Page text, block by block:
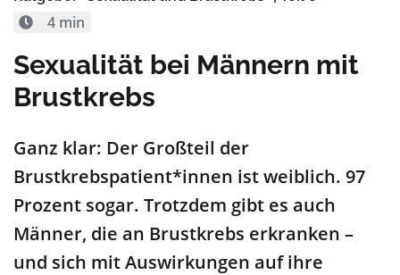
4 min
Sexualität bei Männern mit
Brustkrebs
Ganz klar: Der Großteil der
Brustkrebspatient*innen ist weiblich. 97
Prozent sogar. Trotzdem gibt es auch
Männer, die an Brustkrebs erkranken –
und sich mit Auswirkungen auf ihre